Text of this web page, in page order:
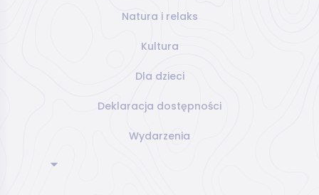
Natura i relaks
Kultura
Dla dzieci
Deklaracja dostępności
Wydarzenia